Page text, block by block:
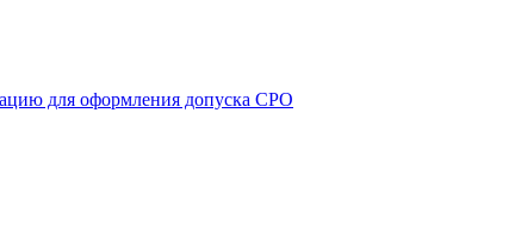
для оформления допуска СРО